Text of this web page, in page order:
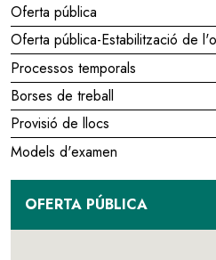
Navegació
principal
Oferta pública
Oferta pública-Estabilització de
Processos temporals
Borses de treball
Provisió de llocs
Models d'examen
OFERTA PÚBLICA